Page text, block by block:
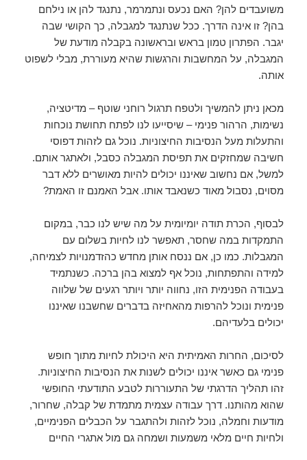
משועבדים להן? האם נכעס ונתמרמר, נתנגד להן או נילחם
בהן? זו אינה הדרך. ככל שנתנגד למגבלה, כך הקושי שבה
יגבר. הפתרון טמון בראש ובראשונה בקבלה מודעת של
המגבלה, על המחשבות והרגשות שהיא מעוררת, מבלי לשפוט
אותה.
מכאן ניתן להמשיך ולטפח תרגול רוחני שוטף – מדיטציה,
נשימות, הרהור פנימי – שיסייעו לנו לפתח תחושת נוכחות
והתעלות מעל הנסיבות החיצוניות. נוכל גם לזהות דפוסי
חשיבה שמחזקים את תפיסת המגבלה כסבל, ולאתגר אותם.
למשל, אם נחשוב שאיננו יכולים להיות מאושרים ללא דבר
מסוים, נסבול מאוד כשנאבד אותו. אבל האמנם זו האמת?
לבסוף, הכרת תודה יומיומית על מה שיש לנו כבר, במקום
התמקדות במה שחסר, תאפשר לנו לחיות בשלום עם
המגבלות. כמו כן, אם ננסח אותן מחדש כהזדמנויות לצמיחה,
למידה והתפתחות, נוכל אף למצוא בהן ברכה. כשנתמיד
בעבודה הפנימית הזו, נחווה יותר ויותר רגעים של שלווה
פנימית ונוכל להרפות מהאחיזה בדברים שחשבנו שאיננו
יכולים בלעדיהם.
לסיכום, החרות האמיתית היא היכולת לחיות מתוך חופש
פנימי גם כאשר איננו יכולים לשנות את הנסיבות החיצוניות.
זהו תהליך הדרגתי של התעוררות לטבע התודעתי החופשי
שהוא מהותנו. דרך עבודה עצמית מתמדת של קבלה, שחרור,
מודעות וחמלה, נוכל לזהות ולהתגבר על הכבלים הפנימיים,
ולחיות חיים מלאי משמעות ושמחה גם מול אתגרי החיים